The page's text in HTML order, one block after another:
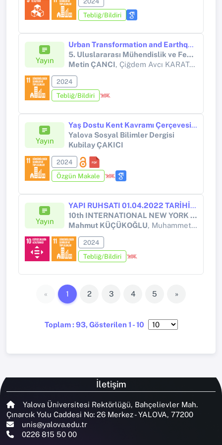
Tebliğ/Bildiri
Yayın
Urban Transformation and Earthqueke Resiilence Strategies and Case Study in Yalova
5. Uluslararası Mühendislik ve Fen Bilimleri Bildiri Kitabı
Metin ÇANCI, Çiğdem Avcı KARATAŞ, Sinem Bozatlı KARTAL, Ali PİŞKİN
2024
Tebliğ/Bildiri
Yayın
Yaş Dostu Kent Kavramı Çerçevesinde Bibliyometrik Bir Analiz
Yalova Sosyal Bilimler Dergisi
Kubilay ÇAKICI
2024
Özgün Makale
Yayın
YAPI RUHSATI 01.04.2022 TARİHİ VE SONRASI OLAN KONUTLARDA KDV İADE UYGULAMASI
10th INTERNATIONAL NEW YORK CONFERENCE ON EVOLVING TRENDS IN INTERDISCIPLINARY RESEARCH & PRACTICES
Mahmut KÜÇÜKOĞLU, Muhammet Salih YILMAZ
2024
Tebliğ/Bildiri
Toplam : 93, Gösterilen 1 - 10
« 1 2 3 4 5 »
İletişim
Yalova Üniversitesi Rektörlüğü, Bahçelievler Mah.
Çınarcık Yolu Caddesi No: 26 Merkez - YALOVA, 77200
unis@yalova.edu.tr
0226 815 50 00